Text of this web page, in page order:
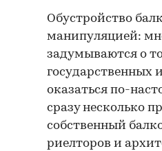
Обустройство
манипуляцией:
задумываются о
государственных
оказаться по-
сразу несколько
собственный
риелторов и